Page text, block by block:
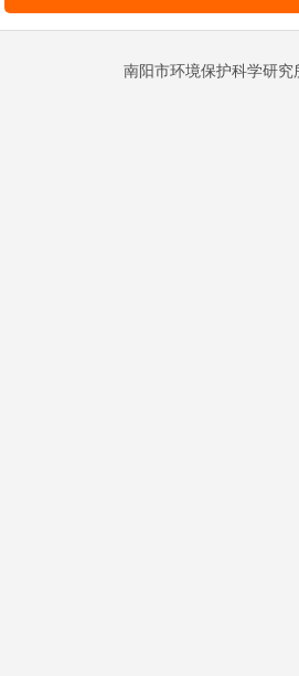
南阳市环境保护科学研究